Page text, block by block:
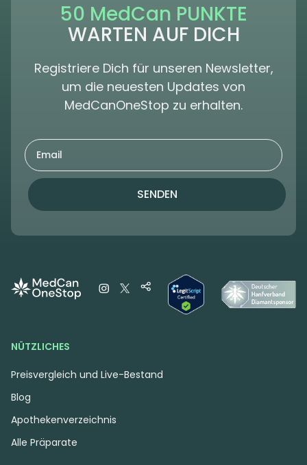
50 MedCan PUNKTE
WARTEN AUF DICH
Registriere Dich für unseren Newsletter,
um die neuesten Updates von
MedCanOneStop zu erhalten.
SENDEN
NÜTZLICHES
Preisvergleich und Live-Bestand
Blog
Apothekenverzeichnis
Alle Präparate